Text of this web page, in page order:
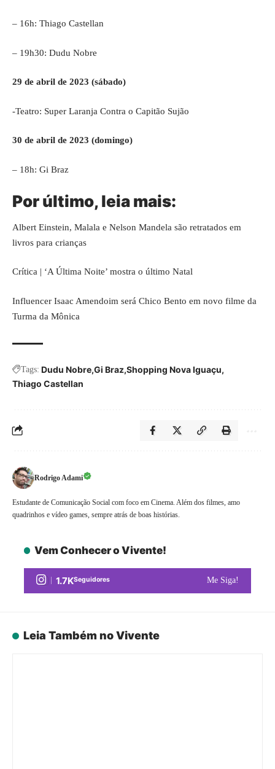
– 16h: Thiago Castellan
– 19h30: Dudu Nobre
29 de abril de 2023 (sábado)
-Teatro: Super Laranja Contra o Capitão Sujão
30 de abril de 2023 (domingo)
– 18h: Gi Braz
Por último, leia mais:
Albert Einstein, Malala e Nelson Mandela são retratados em
livros para crianças
Crítica | ‘A Última Noite’ mostra o último Natal
Influencer Isaac Amendoim será Chico Bento em novo filme da
Turma da Mônica
Tags: Dudu Nobre Gi Braz Shopping Nova Iguaçu
Thiago Castellan
Rodrigo Adami
Estudante de Comunicação Social com foco em Cinema. Além dos filmes, amo
quadrinhos e vídeo games, sempre atrás de boas histórias.
Vem Conhecer o Vivente!
1.7KSeguidores Me Siga!
Leia Também no Vivente